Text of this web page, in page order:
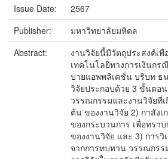
Issue Date:
2567
Publisher:
มหาวิทยาลัยมหิดล
Abstract:
งานวิจัยนี้มีวัตถุประสงค์เ
เทคโนโลยีทางการเงินก
บายแอพพลิเคชั่น บริบท ธ
วิจัยประกอบด้วย 3 ขั้นตอ
วรรณกรรมและงานวิจัยที่เ
ต้น ของงานวิจัย 2) กาสัง
ของกระบวนการ เพื่อทรา
ของงานวิจัย และ 3) การ
จากการทบทวน วรรณกร